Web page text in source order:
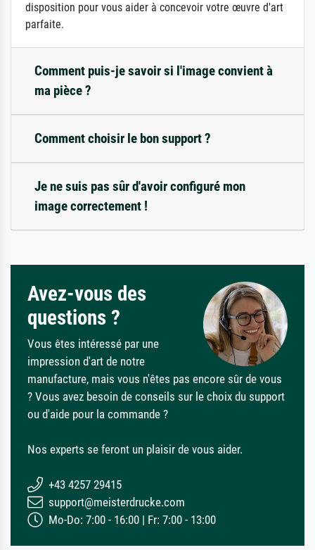
disposition pour vous aider à concevoir votre œuvre d'art
parfaite.
Comment puis-je savoir si l'image convient à
ma pièce ?
Comment choisir le bon support ?
Je ne suis pas sûr d'avoir configuré mon
image correctement !
Avez-vous des
questions ?
Vous êtes intéressé par une
impression d'art de notre
manufacture, mais vous n'êtes pas encore sûr de vous
? Vous avez besoin de conseils sur le choix du support
ou d'aide pour la commande ?
Nos experts se feront un plaisir de vous aider.
+43 4257 29415
support@meisterdrucke.com
Mo-Do: 7:00 - 16:00 | Fr: 7:00 - 13:00